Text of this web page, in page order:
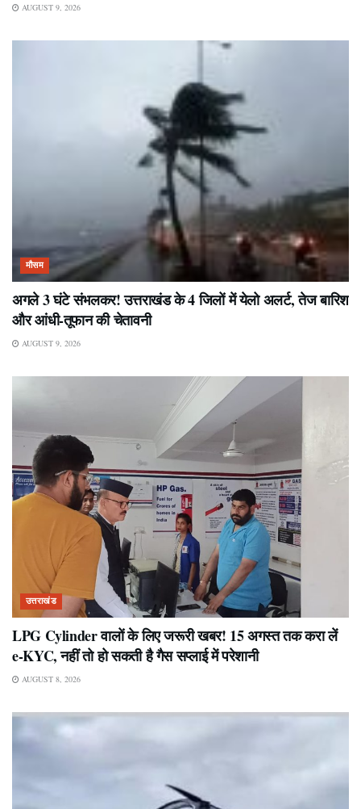
AUGUST 9, 2026
मौसम
अगले 3 घंटे संभलकर! उत्तराखंड के 4 जिलों में येलो अलर्ट, तेज बारिश
और आंधी-तूफान की चेतावनी
AUGUST 9, 2026
उत्तराखंड
LPG Cylinder वालों के लिए जरूरी खबर! 15 अगस्त तक करा लें
e-KYC, नहीं तो हो सकती है गैस सप्लाई में परेशानी
AUGUST 8, 2026